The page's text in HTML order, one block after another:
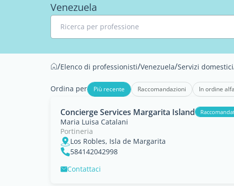
Venezuela
Ricerca per professione
/Elenco di professionisti/Venezuela/Servizi domestici
Ordina per Più recente Raccomandazioni In ordine
Concierge Services Margarita Island
Maria Luisa Catalani
Portineria
Los Robles, Isla de Margarita
584142042998
Contattaci